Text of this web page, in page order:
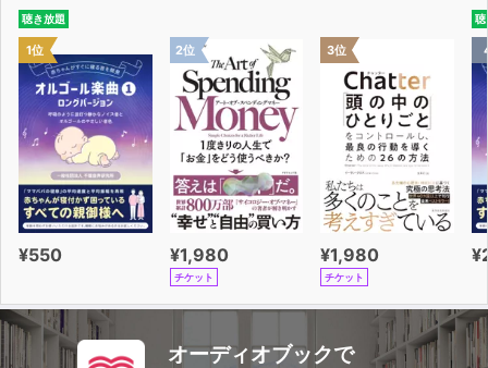
「僕たちの暮らす社会は、一人ひとりが支え合っている」
資本主義のど真ん中にいた僕がこんな話を始めたら、
あなたは眉をひそめて、僕の腹の内を探るかもしれない。
きれいごとを並べて、自分をダマそうと
何かを企んでいるのではないかと。
でも、道徳の話をしているのではない。
これは経済の話だ。
資本主義ど真ん中の会社で働いてみて僕は確信した。
経済は、お金ではなく人を中心に考えないといけない。
純粋に経済を突き詰めて考えたときに見えてきたのは、
お金ではなく「人」だった。
聴き放題
1位
¥550
2位
¥1,980
チケット
3位
¥1,980
チケット
聴
オーディオブックで